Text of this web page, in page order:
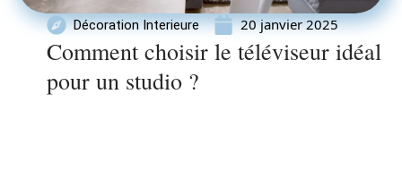
Décoration Interieure 20 janvier 2025
Comment choisir le téléviseur idéal
pour un studio ?